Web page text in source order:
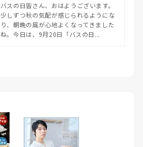
バスの日皆さん、おはようございます。
少しずつ秋の気配が感じられるようにな
り、朝晩の風が心地よくなってきました
ね。今日は、9月20日「バスの日...